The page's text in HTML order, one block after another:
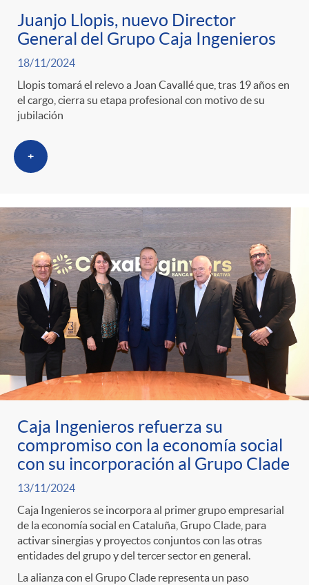
Juanjo Llopis, nuevo Director
General del Grupo Caja Ingenieros
18/11/2024
Llopis tomará el relevo a Joan Cavallé que, tras 19 años en
el cargo, cierra su etapa profesional con motivo de su
jubilación
+
Caja Ingenieros refuerza su
compromiso con la economía social
con su incorporación al Grupo Clade
13/11/2024
Caja Ingenieros se incorpora al primer grupo empresarial
de la economía social en Cataluña, Grupo Clade, para
activar sinergias y proyectos conjuntos con las otras
entidades del grupo y del tercer sector en general.
La alianza con el Grupo Clade representa un paso